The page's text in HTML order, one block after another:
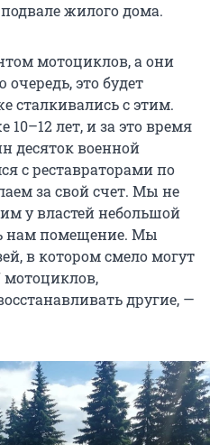
жилого дома.
мотоциклов, а они
это будет
с этим.
лет, и за это время
десяток военной
с реставраторами по
за свой счет. Мы не
у властей небольшой
нам помещение. Мы
в котором смело могут
мотоциклов,
другие, —